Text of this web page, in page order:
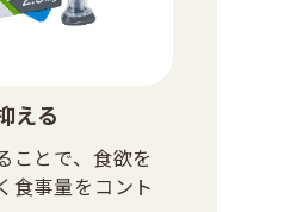
える
ことで、食欲を
食事量をコント